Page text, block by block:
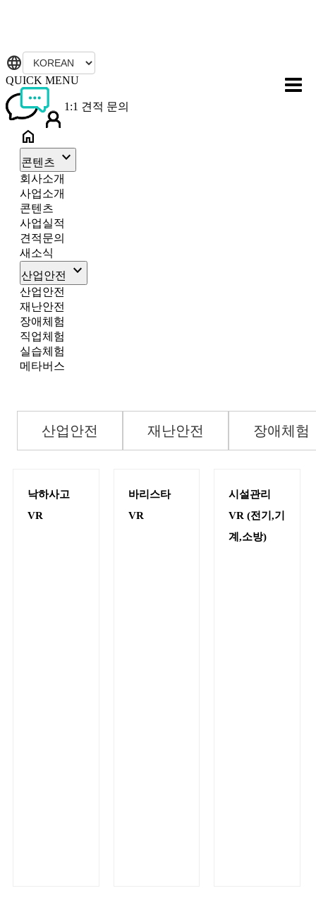
language
QUICK MENU
1:1 견적 문의
home
콘텐츠 keyboard_arrow_down
회사소개
사업소개
콘텐츠
사업실적
견적문의
새소식
산업안전
keyboard_arrow_down
산업안전
재난안전
장애체험
직업체험
실습체험
메타버스
산업안전 재난안전 장애체험
낙하사고
VR
바리스타
VR
시설관리
VR (전기,기
계,소방)